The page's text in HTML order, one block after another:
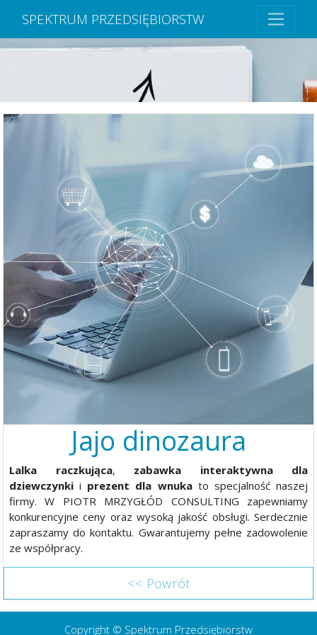
SPEKTRUM PRZEDSIĘBIORSTW
Jajo dinozaura
Lalka raczkująca, zabawka interaktywna dla
dziewczynki i prezent dla wnukato specjalność naszej
firmy. W PIOTR MRZYGŁÓD CONSULTING zapewniamy
konkurencyjne ceny oraz wysoką jakość obsługi. Serdecznie
zapraszamy do kontaktu. Gwarantujemy pełne zadowolenie
ze współpracy.
<< Powrót
Copyright © Spektrum Przedsiębiorstw